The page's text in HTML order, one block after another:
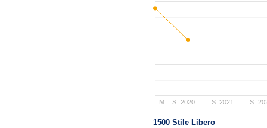
2020 2021
M S S S
1500 Stile Libero